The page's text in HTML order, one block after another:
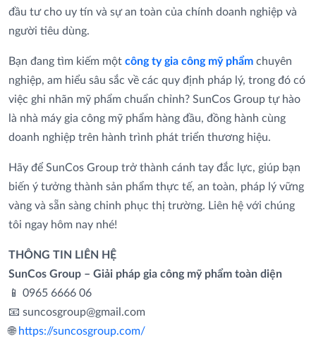
đầu tư cho uy tín và sự an toàn của chính doanh nghiệp và
người tiêu dùng.
Bạn đang tìm kiếm một công ty gia công mỹ phẩm chuyên
nghiệp, am hiểu sâu sắc về các quy định pháp lý, trong đó có
việc ghi nhãn mỹ phẩm chuẩn chỉnh? SunCos Group tự hào
là nhà máy gia công mỹ phẩm hàng đầu, đồng hành cùng
doanh nghiệp trên hành trình phát triển thương hiệu.
Hãy để SunCos Group trở thành cánh tay đắc lực, giúp bạn
biến ý tưởng thành sản phẩm thực tế, an toàn, pháp lý vững
vàng và sẵn sàng chinh phục thị trường. Liên hệ với chúng
tôi ngay hôm nay nhé!
THÔNG TIN LIÊN HỆ
SunCos Group – Giải pháp gia công mỹ phẩm toàn diện
📱 0965 6666 06
📧 suncosgroup@gmail.com
🌐 https://suncosgroup.com/
Kem chống nắng phổ rộng là gì? Bí quyết bảo
vệ làn da toàn diện nhất
Phấn nền là gì? Giải pháp cho lớp nền đều
màu và lâu trôi
nhà an toàn và hiệu quả.